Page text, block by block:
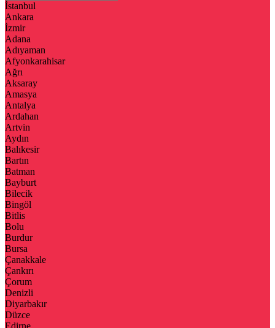
İstanbul
Ankara
İzmir
Adana
Adıyaman
Afyonkarahisar
Ağrı
Aksaray
Amasya
Antalya
Ardahan
Artvin
Aydın
Balıkesir
Bartın
Batman
Bayburt
Bilecik
Bingöl
Bitlis
Bolu
Burdur
Bursa
Çanakkale
Çankırı
Çorum
Denizli
Diyarbakır
Düzce
Edirne